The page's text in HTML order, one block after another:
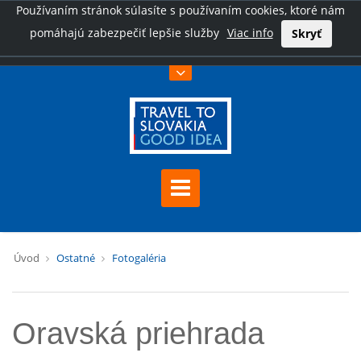
Používaním stránok súlasíte s používaním cookies, ktoré nám
pomáhajú zabezpečiť lepšie služby Viac info Skryť
Úvod Ostatné Fotogaléria
Oravská priehrada